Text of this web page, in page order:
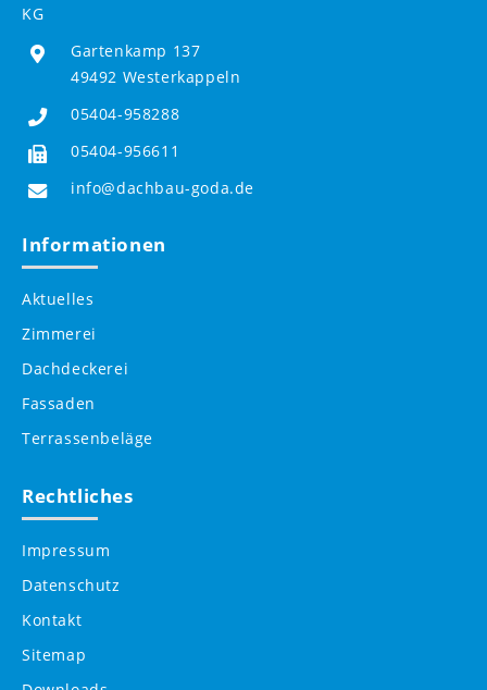
KG
Gartenkamp 137
49492 Westerkappeln
05404-958288
05404-956611
info@dachbau-goda.de
Informationen
Aktuelles
Zimmerei
Dachdeckerei
Fassaden
Terrassenbeläge
Rechtliches
Impressum
Datenschutz
Kontakt
Sitemap